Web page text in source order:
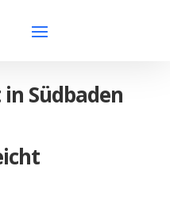
Südbaden